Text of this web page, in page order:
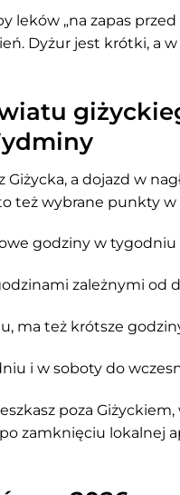
leków „na zapas
Dyżur jest krótki, a
a dojazd w
też wybrane punkty
godziny w tygodniu
zależnymi od
ma też krótsze
i w soboty do
poza
zamknięciu lokalnej